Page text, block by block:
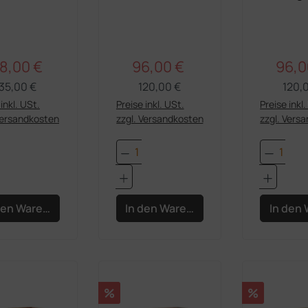
€
€
USt.
Anzahl: Gib den gewünschten
Warenkorb
Verkaufspreis:
96,00 €
120,00 €
Preise inkl. USt.
zzgl. Versandkosten
Produkt Anzahl: Gib
In den Warenkorb
Preise inkl.
zzgl.
In den
Rabatt
% Rabatt
%